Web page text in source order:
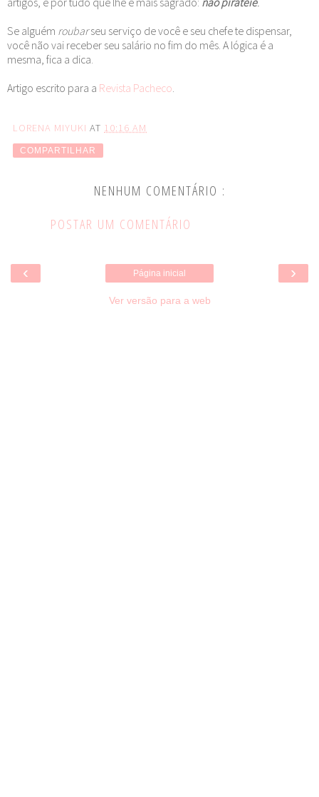
Se alguém roubarseu serviço de você e seu chefe te dispensar,
você não vai receber seu salário no fim do mês. A lógica é a
mesma, fica a dica.
Artigo escrito para a Revista Pacheco
LORENA MIYUKI AT 10:16 AM
COMPARTILHAR
NENHUM COMENTÁRIO :
POSTAR UM COMENTÁRIO
‹ ›
Página inicial
Ver versão para a web